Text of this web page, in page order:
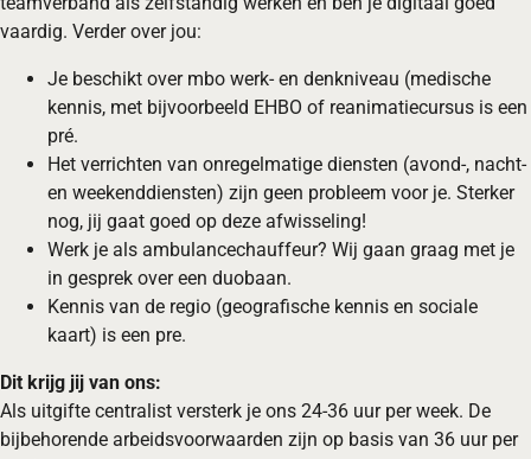
vaardig. Verder over jou:
Je beschikt over mbo werk- en denkniveau (medische
kennis, met bijvoorbeeld EHBO of reanimatiecursus is een
pré.
Het verrichten van onregelmatige diensten (avond-, nacht-
en weekenddiensten) zijn geen probleem voor je. Sterker
nog, jij gaat goed op deze afwisseling!
Werk je als ambulancechauffeur? Wij gaan graag met je
in gesprek over een duobaan.
Kennis van de regio (geografische kennis en sociale
kaart) is een pre.
Dit krijg jij van ons:
Als uitgifte centralist versterk je ons 24-36 uur per week. De
bijbehorende arbeidsvoorwaarden zijn op basis van 36 uur per